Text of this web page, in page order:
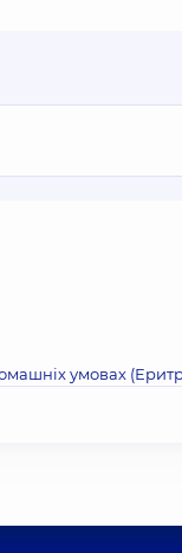
умовах